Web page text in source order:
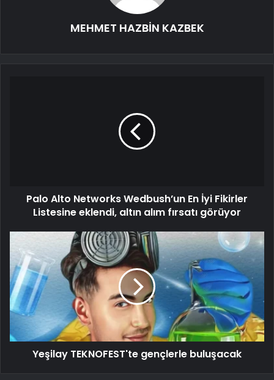
MEHMET HAZBİN KAZBEK
Palo Alto Networks Wedbush’un En İyi Fikirler
Listesine eklendi, altın alım fırsatı görüyor
Yeşilay TEKNOFEST'te gençlerle buluşacak